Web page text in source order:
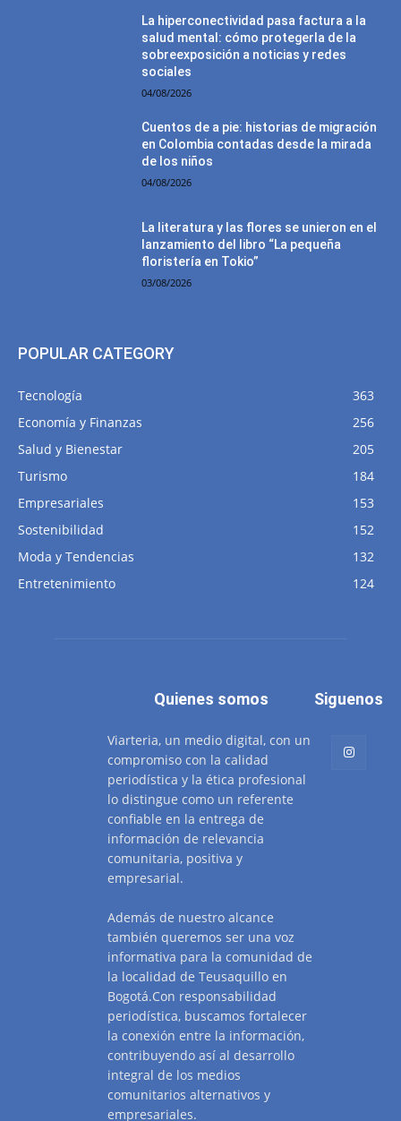
La hiperconectividad pasa factura a la
salud mental: cómo protegerla de la
sobreexposición a noticias y redes
sociales
04/08/2026
Cuentos de a pie: historias de migración
en Colombia contadas desde la mirada
de los niños
04/08/2026
La literatura y las flores se unieron en el
lanzamiento del libro “La pequeña
floristería en Tokio”
03/08/2026
POPULAR CATEGORY
Tecnología
363
Economía y Finanzas
256
Salud y Bienestar
205
Turismo
184
Empresariales
153
Sostenibilidad
152
Moda y Tendencias
132
Entretenimiento
124
Quienes somos
Viarteria, un medio digital, con un
compromiso con la calidad
periodística y la ética profesional
lo distingue como un referente
confiable en la entrega de
información de relevancia
comunitaria, positiva y
empresarial.
Además de nuestro alcance
también queremos ser una voz
informativa para la comunidad de
la localidad de Teusaquillo en
Bogotá.Con responsabilidad
periodística, buscamos fortalecer
la conexión entre la información,
contribuyendo así al desarrollo
integral de los medios
comunitarios alternativos y
empresariales.
Siguenos